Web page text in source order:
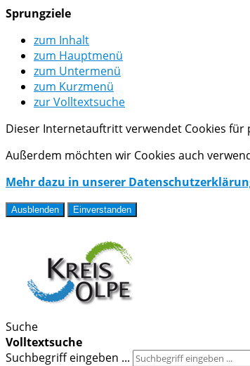
Sprungziele
zum Inhalt
zum Hauptmenü
zum Untermenü
zum Kurzmenü
zur Volltextsuche
Dieser Internetauftritt verwendet Cookies
Außerdem möchten wir Cookies auch
Mehr dazu in unserer
Ausblenden Einverstanden
Suche
Volltextsuche
Suchbegriff eingeben ...